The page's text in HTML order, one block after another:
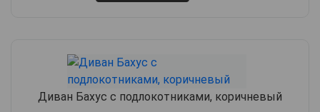
Диван Бахус с подлокотниками, коричневый